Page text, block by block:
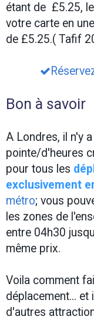
étant de £5.25, le
votre carte en
de £5.25.( Tafif
Bon à savoir
A Londres, il n'y
pointe/d'heures
pour tous les
exclusivement
métro; vous
les zones de
entre 04h30
même prix.
Voila comment
déplacement...
d'autres